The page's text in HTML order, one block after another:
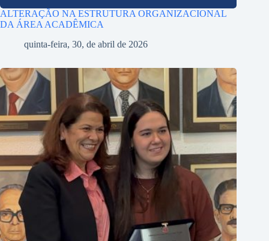
ALTERAÇÃO NA ESTRUTURA ORGANIZACIONAL
DA ÁREA ACADÊMICA
quinta-feira, 30, de abril de 2026